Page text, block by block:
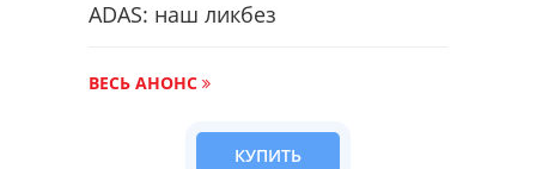
ADAS: наш ликбез
ВЕСЬ АНОНС
КУПИТЬ